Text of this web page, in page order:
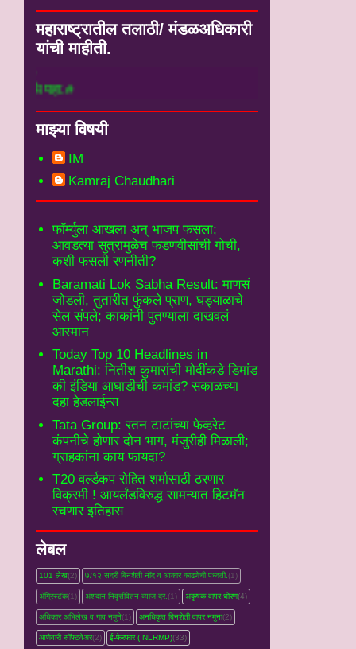
महाराष्ट्रातील तलाठी/ मंडळअधिकारी
यांची माहीती.
माझ्या विषयी
IM
Kamraj Chaudhari
फॉर्म्युला आखला अन् भाजप फसला;
आवडत्या सुत्रामुळेच फडणवीसांची गोची,
कशी फसली रणनीती?
Baramati Lok Sabha Result: माणसं
जोडली, तुतारीत फुंकले प्राण, घड्याळाचे
सेल संपले; काकांनी पुतण्याला दाखवलं
आस्मान
Today Top 10 Headlines in
Marathi: नितीश कुमारांची मोदींकडे डिमांड
की इंडिया आघाडीची कमांड? सकाळच्या
दहा हेडलाईन्स
Tata Group: रतन टाटांच्या फेव्हरेट
कंपनीचे होणार दोन भाग, मंजुरीही मिळाली;
ग्राहकांना काय फायदा?
T20 वर्ल्डकप रोहित शर्मासाठी ठरणार
विक्रमी ! आयर्लंडविरुद्ध सामन्यात हिटमॅन
रचणार इतिहास
लेबल
101 लेख(2) ७/१२ सदरी बिनशेती नोंद व आकार काढणेची पध्दती. (1)
ॲग्रिस्टॅक(1) अंशदान निवृत्तीवेतन व्‍याज दर. (1) अकृषक वापर धोरण(4)
अधिकार अभिलेख व गाव नमुने(1) अनधिकृत बिनशेती वापर नमुना(2)
आणेवारी सॉफ्टवेअर(2) ई-फेरफार ( NLRMP)(33)